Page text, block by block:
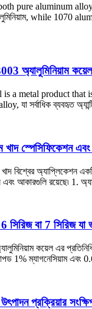
pure aluminum
while 1070
অ্যালুমিনিয়াম কয়েল
a metal product that
, যা সর্বাধিক ব্যবহৃত
খাদ স্পেসিফিকেশন
খাদ বিশ্বের অ্যাপ্লিকেশন
এবং আকারগুলি রয়েছে৷ 1.
সিরিজ বা 7 সিরিজ যা
কয়েল এর
1% ম্যাগনেসিয়াম এবং
প্রক্রিয়ার